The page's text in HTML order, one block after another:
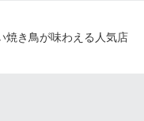
焼き鳥が味わえる人気店